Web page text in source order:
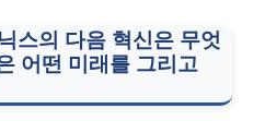
스의 다음 혁신은 무엇
어떤 미래를 그리고